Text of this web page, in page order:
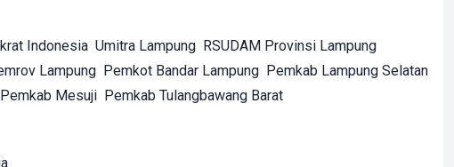
Indonesia Umitra Lampung RSUDAM Provinsi Lampung
Lampung Pemkot Bandar Lampung Pemkab Lampung Selatan
Pemkab Mesuji Pemkab Tulangbawang Barat